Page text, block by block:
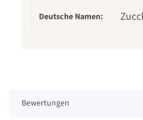
Deutsche Namen:
Bewertungen